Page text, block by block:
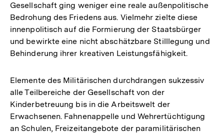
Gesellschaft ging weniger eine reale außenpolitische
Bedrohung des Friedens aus. Vielmehr zielte diese
innenpolitisch auf die Formierung der Staatsbürger
und bewirkte eine nicht abschätzbare Stilllegung und
Behinderung ihrer kreativen Leistungsfähigkeit.
Elemente des Militärischen durchdrangen sukzessiv
alle Teilbereiche der Gesellschaft von der
Kinderbetreuung bis in die Arbeitswelt der
Erwachsenen. Fahnenappelle und Wehrertüchtigung
an Schulen, Freizeitangebote der paramilitärischen